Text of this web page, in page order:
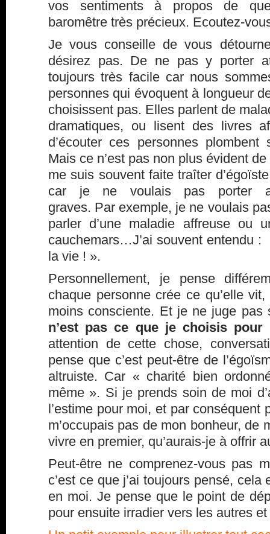
vos sentiments à propos de
baromêtre très précieux. Ecoutez-
Je vous conseille de vous
désirez pas. De ne pas y porter
toujours très facile car nous
personnes qui évoquent à longueur
choisissent pas. Elles parlent de
dramatiques, ou lisent des livres
d’écouter ces personnes plombent
Mais ce n’est pas non plus évident
me suis souvent faite traîter
car je ne voulais pas porter
graves. Par exemple, je ne voulais
parler d’une maladie affreuse ou
cauchemars…J’ai souvent entendu
la vie ! ».
Personnellement, je pense
chaque personne crée ce qu’elle
moins consciente. Et je ne juge
n’est pas ce que je choisis pour
attention de cette chose,
pense que c’est peut-être de
altruiste. Car « charité bien
même ». Si je prends soin de moi
l’estime pour moi, et par conséquent
m’occupais pas de mon bonheur, de
vivre en premier, qu’aurais-je à offrir
Peut-être ne comprenez-vous pas
c’est ce que j’ai toujours pensé,
en moi. Je pense que le point de
pour ensuite irradier vers les autres et